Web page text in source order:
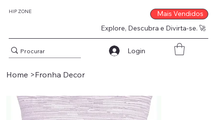
HIP ZONE
Explore, Descubra e Divirta-se. 🚀
Mais Vendidos
Login
Home >Fronha Decor